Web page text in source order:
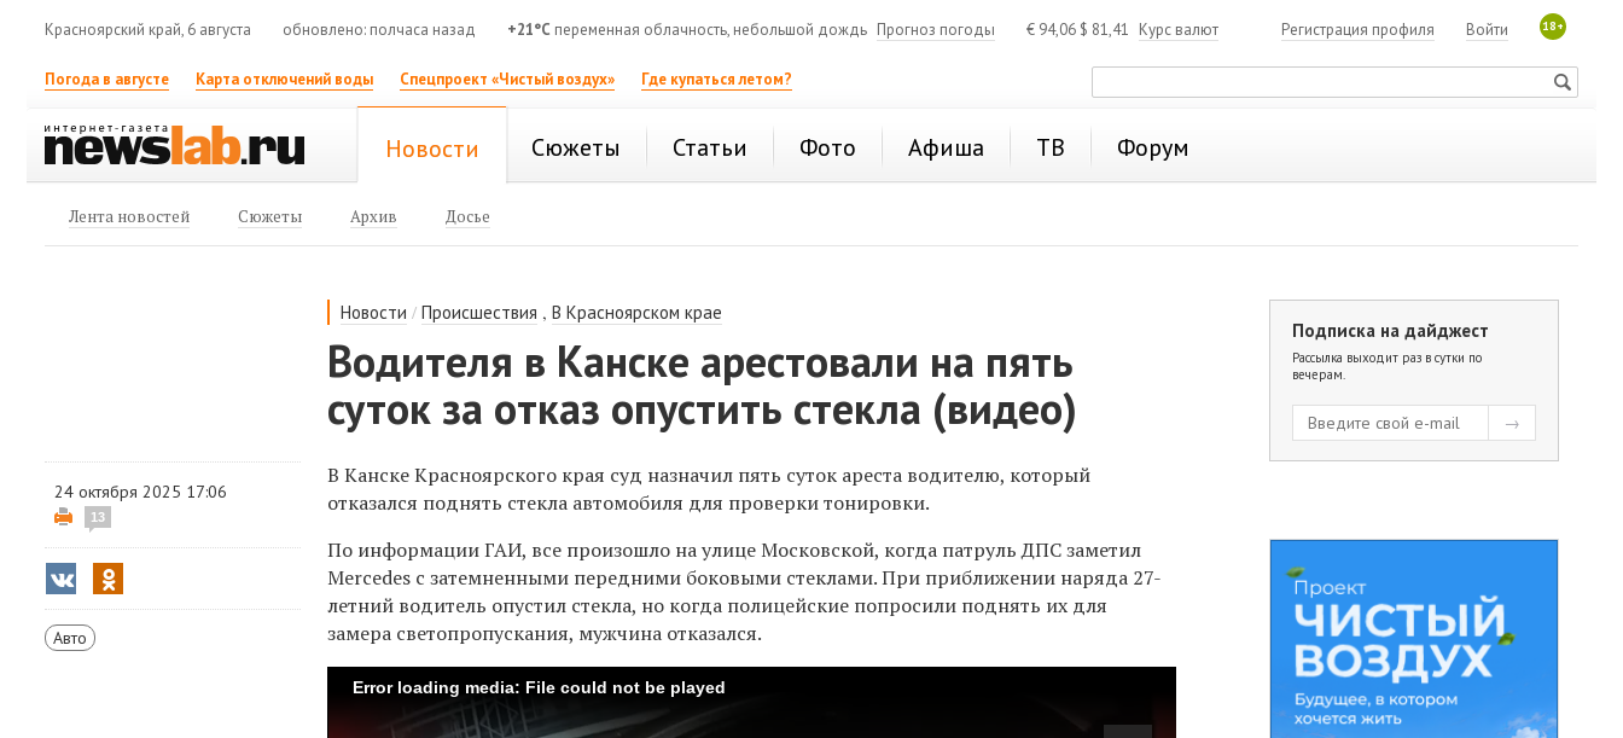
Красноярский край, 6 августа обновлено: полчаса назад +21°C переменная облачность, небольшой дождь Прогноз погоды € 94,06 $ 81,41 Курс валют 18+
Войти
Регистрация профиля
Погода в августе Карта отключений воды Спецпроект «Чистый воздух» Где купаться летом?
Новости Сюжеты Статьи Фото Афиша ТВ Форум
Лента новостей Сюжеты Архив Досье
Новости /Происшествия ,В Красноярском крае
Водителя в Канске арестовали на пять
суток за отказ опустить стекла (видео)
24 октября 2025 17:06
13
Авто
В Канске Красноярского края суд назначил пять суток ареста водителю, который
отказался поднять стекла автомобиля для проверки тонировки.
По информации ГАИ, все произошло на улице Московской, когда патруль ДПС заметил
Mercedes с затемненными передними боковыми стеклами. При приближении наряда 27-
летний водитель опустил стекла, но когда полицейские попросили поднять их для
замера светопропускания, мужчина отказался.
Error loading media: File could not be played
Подписка на дайджест
Рассылка выходит раз в сутки по
вечерам.